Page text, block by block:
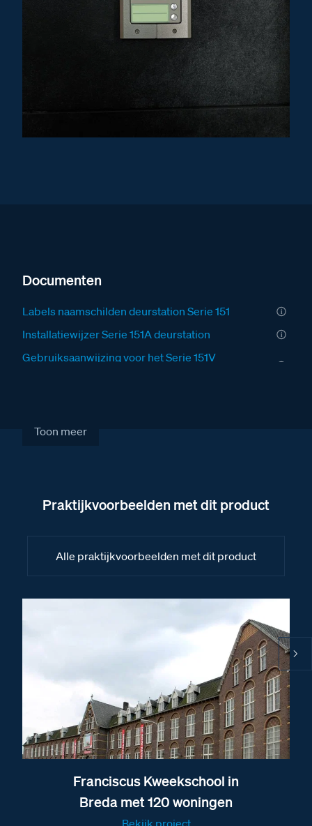
Documenten
Labels naamschilden deurstation Serie 151
Installatiewijzer Serie 151A deurstation
Gebruiksaanwijzing voor het Serie 151V
Fabrieksschema BT-Module audio
Fabrieksschema drukkermodule Serie 131 en Serie
Fabrieksschema modules monteren Serie 150 t/m
Brochure over de deurstation modules van BTicino
Brochure over de vaste combinaties van Nelec
Brochure over alle deurstations van BTicino
Brochure over het Serie 151 deurstation
Afmetingen van het Serie 151A deurstation met 37
BTicino beldrukkers
Toon meer
Praktijkvoorbeelden met dit product
Alle praktijkvoorbeelden met dit product
Franciscus Kweekschool in
Breda met 120 woningen